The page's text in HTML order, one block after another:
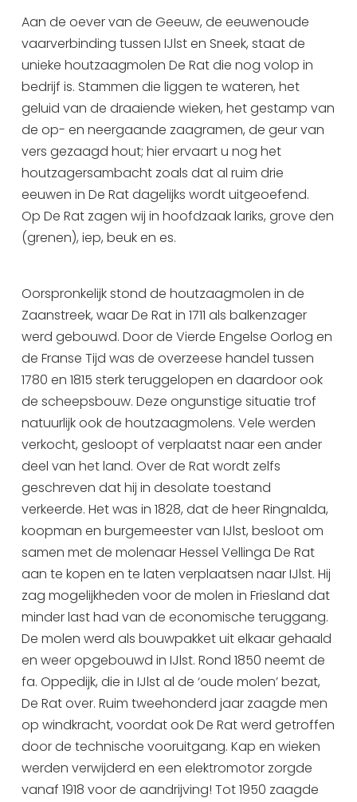
Other languages
UITagenda
Routes
Veel bezochte pagina's:
Top 10 leuke dingen
Vakantie vieren in Sneek
Uitgaan in Sneek
Citygame Escapegame Sneek
Webcams
De leukste routes
Interactieve plattegrond van Sneek
Winkelen in Sneek
Bootverhuur
Aan de oever van de Geeuw, de eeuwenoude
vaarverbinding tussen IJlst en Sneek, staat de
unieke houtzaagmolen De Rat die nog volop in
bedrijf is. Stammen die liggen te wateren, het
geluid van de draaiende wieken, het gestamp van
de op- en neergaande zaagramen, de geur van
vers gezaagd hout; hier ervaart u nog het
houtzagersambacht zoals dat al ruim drie
eeuwen in De Rat dagelijks wordt uitgeoefend.
Op De Rat zagen wij in hoofdzaak lariks, grove den
(grenen), iep, beuk en es.
Oorspronkelijk stond de houtzaagmolen in de
Zaanstreek, waar De Rat in 1711 als balkenzager
werd gebouwd. Door de Vierde Engelse Oorlog en
de Franse Tijd was de overzeese handel tussen
1780 en 1815 sterk teruggelopen en daardoor ook
de scheepsbouw. Deze ongunstige situatie trof
natuurlijk ook de houtzaagmolens. Vele werden
verkocht, gesloopt of verplaatst naar een ander
deel van het land. Over de Rat wordt zelfs
geschreven dat hij in desolate toestand
verkeerde. Het was in 1828, dat de heer Ringnalda,
koopman en burgemeester van IJlst, besloot om
samen met de molenaar Hessel Vellinga De Rat
aan te kopen en te laten verplaatsen naar IJlst. Hij
zag mogelijkheden voor de molen in Friesland dat
minder last had van de economische teruggang.
De molen werd als bouwpakket uit elkaar gehaald
en weer opgebouwd in IJlst. Rond 1850 neemt de
fa. Oppedijk, die in IJlst al de ‘oude molen’ bezat,
De Rat over. Ruim tweehonderd jaar zaagde men
op windkracht, voordat ook De Rat werd getroffen
door de technische vooruitgang. Kap en wieken
werden verwijderd en een elektromotor zorgde
vanaf 1918 voor de aandrijving! Tot 1950 zaagde